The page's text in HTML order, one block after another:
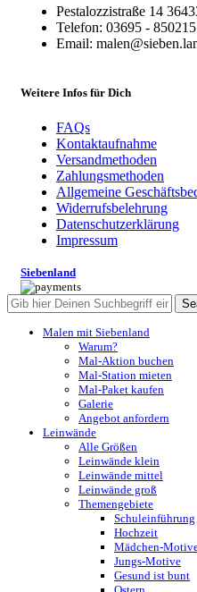
Pestalozzistraße 14
Telefon: 03695 - 850215
Email:
Weitere Infos für Dich
FAQs
Kontaktaufnahme
Versandmethoden
Zahlungsmethoden
Allgemeine
Widerrufsbelehrung
Datenschutzerklärung
Impressum
Siebenland
Malen mit Siebenland
Warum?
Mal-Aktion buchen
Mal-Station mieten
Mal-Paket kaufen
Galerie
Angebot anfordern
Leinwände
Alle Größen
Leinwände klein
Leinwände mittel
Leinwände groß
Themengebiete
Schuleinführung
Hochzeit
Mädchen-
Jungs-Motive
Gesund ist bunt